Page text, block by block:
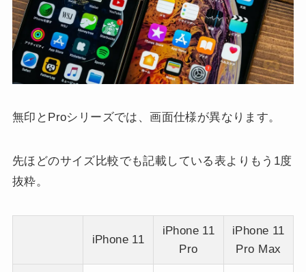
無印とProシリーズでは、画面仕様が異なります。
先ほどのサイズ比較でも記載している表よりもう1度
抜粋。
iPhone 11
iPhone 11
Pro
iPhone 11
Pro Max